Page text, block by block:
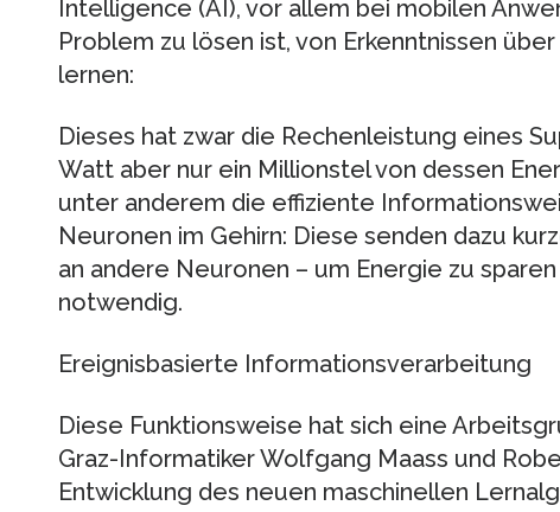
Intelligence (AI), vor allem bei mobilen
Problem zu lösen ist, von Erkenntnissen
lernen:
Dieses hat zwar die Rechenleistung eines
Watt aber nur ein Millionstel von dessen
unter anderem die effiziente
Neuronen im Gehirn: Diese senden dazu
an andere Neuronen – um Energie zu
notwendig.
Ereignisbasierte Informationsverarbeitung
Diese Funktionsweise hat sich eine
Graz-Informatiker Wolfgang Maass und
Entwicklung des neuen maschinellen